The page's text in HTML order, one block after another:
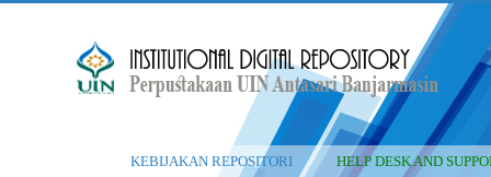
KEBIJAKAN REPOSITORI HELP DESK AND